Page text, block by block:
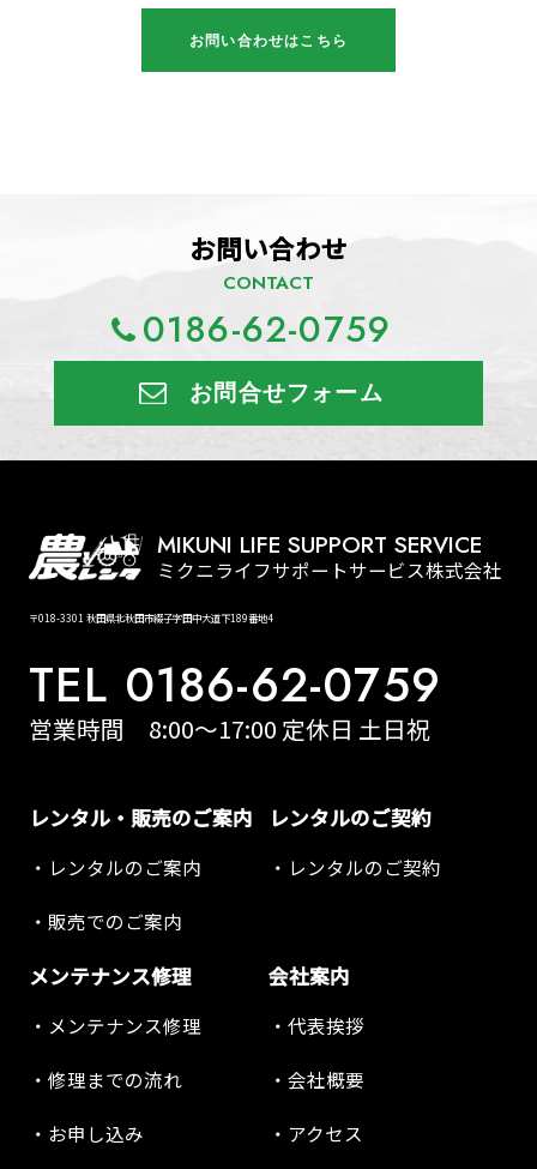
お問い合わせはこちら
お問い合わせ
CONTACT
0186-62-0759
お問合せフォーム
MIKUNI LIFE SUPPORT SERVICE
ミクニライフサポートサービス株式会社
〒018-3301 秋田県北秋田市綴子字田中大道下189番地4
TEL 0186-62-0759
営業時間 8:00～17:00 定休日 土日祝
レンタル・販売のご案内
レンタルのご案内
販売でのご案内
レンタルのご契約
レンタルのご契約
メンテナンス修理
メンテナンス修理
修理までの流れ
お申し込み
会社案内
代表挨拶
会社概要
アクセス